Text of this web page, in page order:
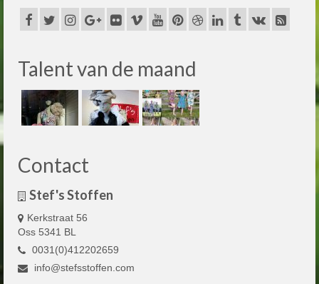
Talent van de maand
Contact
Stef's Stoffen
Kerkstraat 56
Oss 5341 BL
0031(0)412202659
info@stefsstoffen.com